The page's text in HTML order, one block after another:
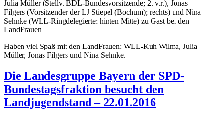
Julia Müller (Stellv. BDL-Bundesvorsitzende; 2. v.r.), Jonas
Filgers (Vorsitzender der LJ Stiepel (Bochum); rechts) und Nina
Sehnke (WLL-Ringdelegierte; hinten Mitte) zu Gast bei den
LandFrauen
Haben viel Spaß mit den LandFrauen: WLL-Kuh Wilma, Julia
Müller, Jonas Filgers und Nina Sehnke.
Die Landesgruppe Bayern der SPD-
Bundestagsfraktion besucht den
Landjugendstand – 22.01.2016